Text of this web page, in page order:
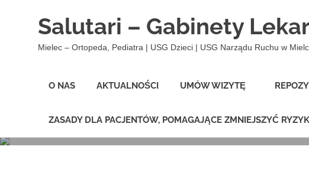
Skip
Salutari – Gabinety
Mielec – Ortopeda, Pediatra | USG Dzieci | USG Narządu Ruchu w
O NAS AKTUALNOŚCI UMÓW WIZYTĘ
ZASADY DLA PACJENTÓW, POMAGAJĄCE ZMNIEJSZYĆ
Cennik – leczenie
Rehabilitacja
Porady dla
z wizyty w gabinecie
2 PAŹDZIERNIKA 2023 SALUTARIAKTUALNOŚCI